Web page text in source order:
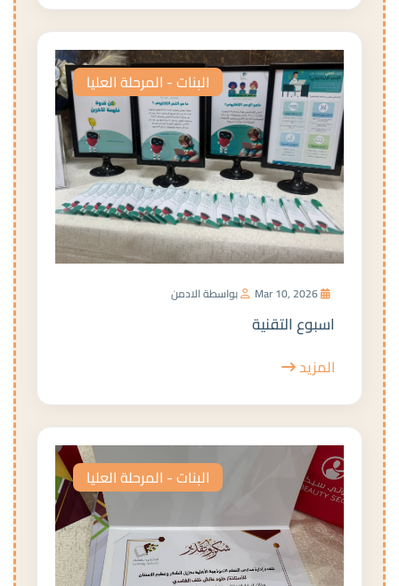
البنات - المرحلة العليا
بواسطة الادمن
اسبوع التقنية
المزيد
البنات - المرحلة العليا